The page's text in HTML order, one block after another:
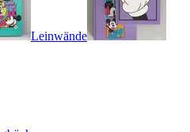
Leinwände